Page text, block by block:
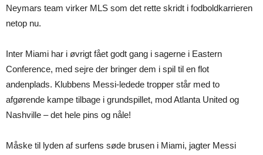
Neymars team virker MLS som det rette skridt i fodboldkarrieren
netop nu.
Inter Miami har i øvrigt fået godt gang i sagerne i Eastern
Conference, med sejre der bringer dem i spil til en flot
andenplads. Klubbens Messi-ledede tropper står med to
afgørende kampe tilbage i grundspillet, mod Atlanta United og
Nashville – det hele pins og nåle!
Måske til lyden af surfens søde brusen i Miami, jagter Messi